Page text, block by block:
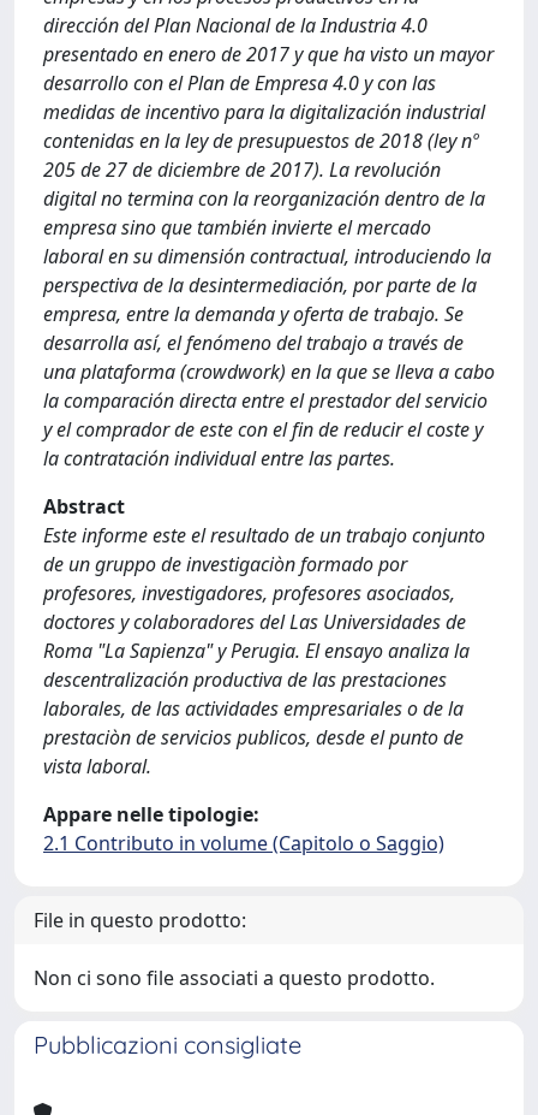
dirección del Plan Nacional de la Industria 4.0
presentado en enero de 2017 y que ha visto un mayor
desarrollo con el Plan de Empresa 4.0 y con las
medidas de incentivo para la digitalización industrial
contenidas en la ley de presupuestos de 2018 (ley nº
205 de 27 de diciembre de 2017). La revolución
digital no termina con la reorganización dentro de la
empresa sino que también invierte el mercado
laboral en su dimensión contractual, introduciendo la
perspectiva de la desintermediación, por parte de la
empresa, entre la demanda y oferta de trabajo. Se
desarrolla así, el fenómeno del trabajo a través de
una plataforma (crowdwork) en la que se lleva a cabo
la comparación directa entre el prestador del servicio
y el comprador de este con el fin de reducir el coste y
la contratación individual entre las partes.
Abstract
Este informe este el resultado de un trabajo conjunto
de un gruppo de investigaciòn formado por
profesores, investigadores, profesores asociados,
doctores y colaboradores del Las Universidades de
Roma "La Sapienza" y Perugia. El ensayo analiza la
descentralización productiva de las prestaciones
laborales, de las actividades empresariales o de la
prestaciòn de servicios publicos, desde el punto de
vista laboral.
Appare nelle tipologie:
2.1 Contributo in volume (Capitolo o Saggio)
File in questo prodotto:
Non ci sono file associati a questo prodotto.
Pubblicazioni consigliate